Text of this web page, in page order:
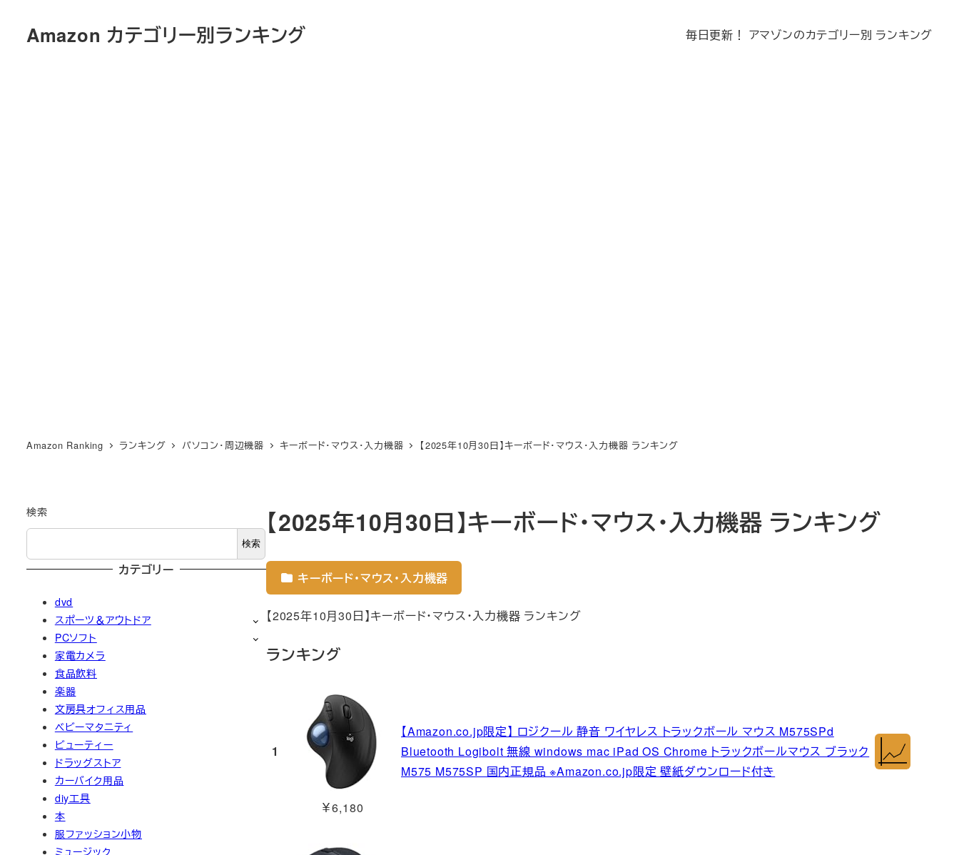
Amazon カテゴリー別ランキング 毎日更新！ アマゾンのカテゴリー別 ランキング
Amazon Ranking ランキング パソコン・周辺機器 キーボード・マウス・入力機器 【2025年10月30日】キーボード・マウス・入力機器 ランキング
【2025年10月30日】キーボード・マウス・入力機器 ランキング
キーボード・マウス・入力機器
【2025年10月30日】キーボード・マウス・入力機器 ランキング
ランキング
1
￥6,180
【Amazon.co.jp限定】 ロジクール 静音 ワイヤレス トラックボール マウス M575SPd
Bluetooth Logibolt 無線 windows mac iPad OS Chrome トラックボールマウス ブラック
M575 M575SP 国内正規品 ※Amazon.co.jp限定 壁紙ダウンロード付き
検索
検索
カテゴリー
dvd
スポーツ＆アウトドア
PCソフト
家電カメラ
食品飲料
楽器
文房具オフィス用品
ベビーマタニティ
ビューティー
ドラッグストア
カーバイク用品
diy工具
本
服ファッション小物
ミュージック